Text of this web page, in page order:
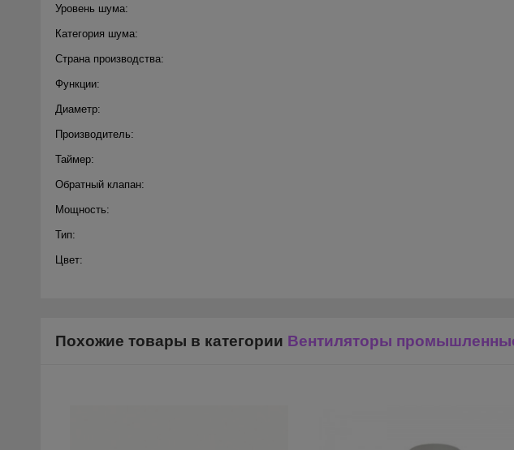
Уровень шума:
Категория шума:
Страна производства:
Функции:
Диаметр:
Производитель:
Таймер:
Обратный клапан:
Мощность:
Тип:
Цвет:
Похожие товары в категории Вентиляторы